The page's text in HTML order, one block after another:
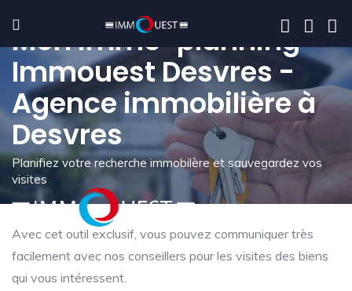
Mon immo-planning -
Immouest Desvres -
Agence immobilière à
Desvres
Planifiez votre recherche immobilère et sauvegardez vos
visites
Avec cet outil exclusif, vous pouvez communiquer très
facilement avec nos conseillers pour les visites des biens
qui vous intéressent.